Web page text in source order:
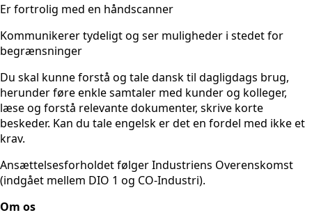
Er fortrolig med en håndscanner
Kommunikerer tydeligt og ser muligheder i stedet for
begrænsninger
Du skal kunne forstå og tale dansk til dagligdags brug,
herunder føre enkle samtaler med kunder og kolleger,
læse og forstå relevante dokumenter, skrive korte
beskeder. Kan du tale engelsk er det en fordel med ikke et
krav.
Ansættelsesforholdet følger Industriens Overenskomst
(indgået mellem DIO 1 og CO-Industri).
Om os